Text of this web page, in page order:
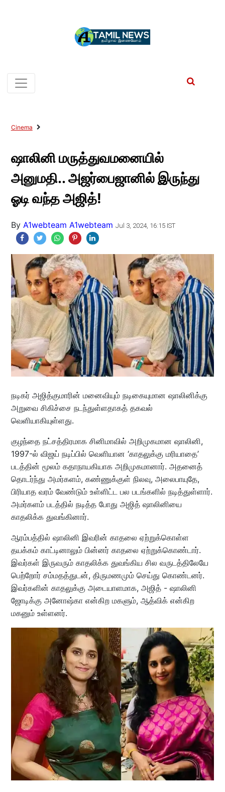
Cinema
ஷாலினி மருத்துவமனையில்
அனுமதி.. அஜர்பைஜானில் இருந்து
ஓடி வந்த அஜித்!
By A1webteam A1webteam Jul 3, 2024, 16:15 IST
நடிகர் அஜித்குமாரின் மனைவியும் நடிகையுமான ஷாலினிக்கு
அறுவை சிகிச்சை நடந்துள்ளதாகத் தகவல்
வெளியாகியுள்ளது.
குழந்தை நட்சத்திரமாக சினிமாவில் அறிமுகமான ஷாலினி,
1997-ல் விஜய் நடிப்பில் வெளியான ‘காதலுக்கு மரியாதை’
படத்தின் மூலம் கதாநாயகியாக அறிமுகமானார். அதனைத்
தொடர்ந்து அமர்களம், கண்ணுக்குள் நிலவு, அலைபாயுதே,
பிரியாத வரம் வேண்டும் உள்ளிட்ட பல படங்களில் நடித்துள்ளார்.
அமர்களம் படத்தில் நடித்த போது அஜித் ஷாலினியை
காதலிக்க துவங்கினார்.
ஆரம்பத்தில் ஷாலினி இவரின் காதலை ஏற்றுக்கொள்ள
தயக்கம் காட்டினாலும் பின்னர் காதலை ஏற்றுக்கொண்டார்.
இவர்கள் இருவரும் காதலிக்க துவங்கிய சில வருடத்திலேயே
பெற்றோர் சம்மதத்துடன், திருமணமும் செய்து கொண்டனர்.
இவர்களின் காதலுக்கு அடையாளமாக, அஜித் - ஷாலினி
ஜோடிக்கு அனோஷ்கா என்கிற மகளும், ஆத்விக் என்கிற
மகனும் உள்ளனர்.